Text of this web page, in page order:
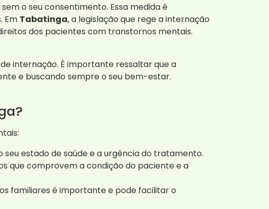
o seu consentimento. Essa medida é
Em Tabatinga, a legislação que rege a internação
dos pacientes com transtornos mentais.
internação. É importante ressaltar que a
e buscando sempre o seu bem-estar.
estado de saúde e a urgência do tratamento.
que comprovem a condição do paciente e a
familiares é importante e pode facilitar o